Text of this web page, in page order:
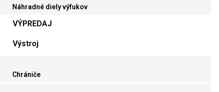
Náhradné diely výfukov
VÝPREDAJ
Výstroj
Chrániče